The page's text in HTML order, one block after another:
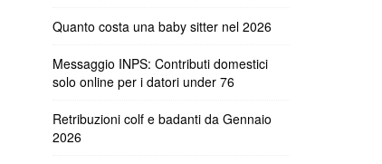
Quanto costa una baby sitter nel 2026
Messaggio INPS: Contributi domestici
solo online per i datori under 76
Retribuzioni colf e badanti da Gennaio
2026